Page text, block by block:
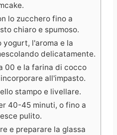
lo zucchero fino a
chiaro e spumoso.
yogurt, l'aroma e la
delicatamente.
00 e la farina di cocco
all'impasto.
stampo e livellare.
40-45 minuti, o fino a
pulito.
e preparare la glassa